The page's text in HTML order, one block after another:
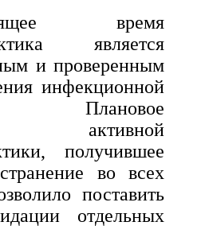
и
труда.
время
является
и проверенным
инфекционной
Плановое
активной
получившее
во всех
поставить
отдельных